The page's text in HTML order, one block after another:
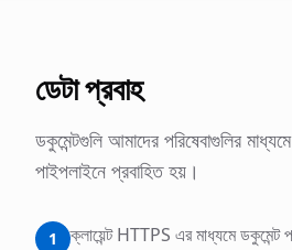
ডেটা প্রবাহ
ডকুমেন্টগুলি আমাদের পরিষেবাগুলির
পাইপলাইনে প্রবাহিত হয়।
1 ক্লায়েন্ট HTTPS এর মাধ্যমে ডকুমেন্ট